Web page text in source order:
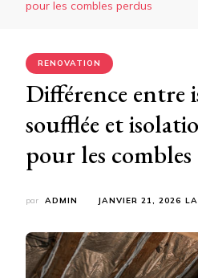
pour les combles perdus
RENOVATION
Différence entre
soufflée et
pour les
par ADMIN JANVIER 21, 2026